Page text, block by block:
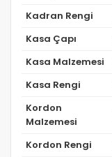
Kadran Rengi
Kasa Çapı
Kasa Malzemesi
Kasa Rengi
Kordon
Malzemesi
Kordon Rengi